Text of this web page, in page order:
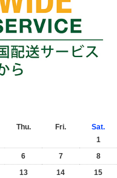
Thu. Fri.
Sat.
1
6 7
8
13 14
15